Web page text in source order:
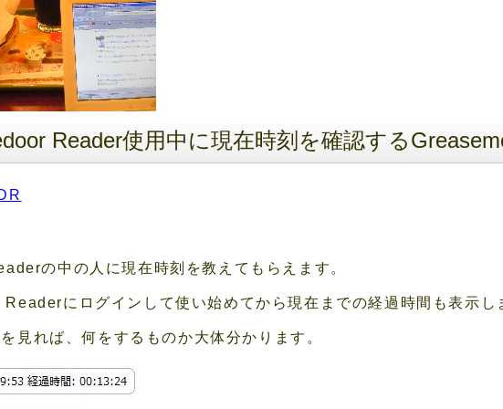
Reader使用中に現在時刻を確認する
の中の人に現在時刻を教えてもらえます。
にログインして使い始めてから現在までの経過時間も表示し
見れば、何をするものか大体分かります。